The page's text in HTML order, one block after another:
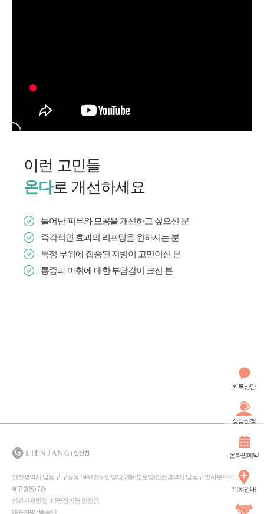
카톡상담
상담신청
온라인예약
위치안내
이런 고민들
온다로 개선하세요
늘어난 피부와 모공을 개선하고 싶으신 분
즉각적인 효과의 리프팅을 원하시는 분
특정 부위에 집중된 지방이 고민이신 분
통증과 마취에 대한 부담감이 크신 분
인천광역시 남동구 구월동 1469 맨하탄빌딩 7층/ [도로명]인천광역시 남동구 인하로489번길
4(구월동) 7층
의료기관명칭 : 리엔장의원 인천점
대표자명 : 백승민